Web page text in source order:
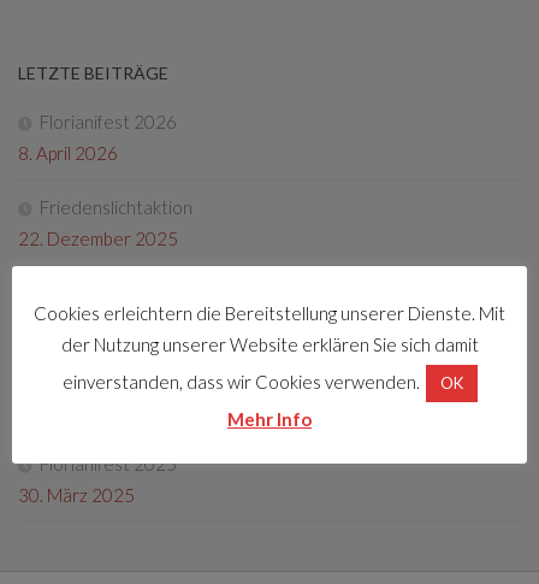
LETZTE BEITRÄGE
Florianifest 2026
8. April 2026
Friedenslichtaktion
22. Dezember 2025
4. Oktober 2025
Fotos Florianifest 2025
Florianifest 2025
30. März 2025
Cookies erleichtern die Bereitstellung unserer Dienste. Mit
der Nutzung unserer Website erklären Sie sich damit
einverstanden, dass wir Cookies verwenden.
OK
Mehr Info